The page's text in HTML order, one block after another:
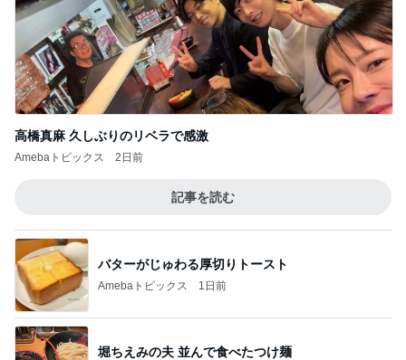
高橋真麻 久しぶりのリベラで感激
Amebaトピックス 2日前
記事を読む
バターがじゅわる厚切りトースト
Amebaトピックス 1日前
堀ちえみの夫 並んで食べたつけ麺